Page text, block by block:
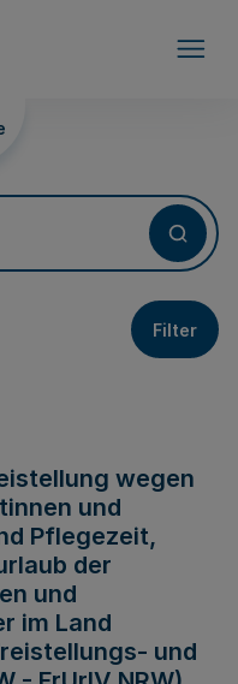
Filter
wegen
und
Pflegezeit,
der
und
im Land
und